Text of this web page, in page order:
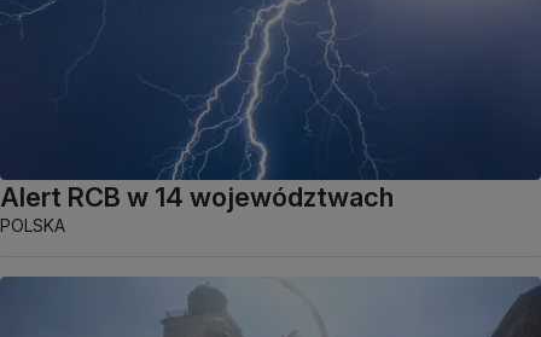
Alert RCB w 14 województwach
POLSKA